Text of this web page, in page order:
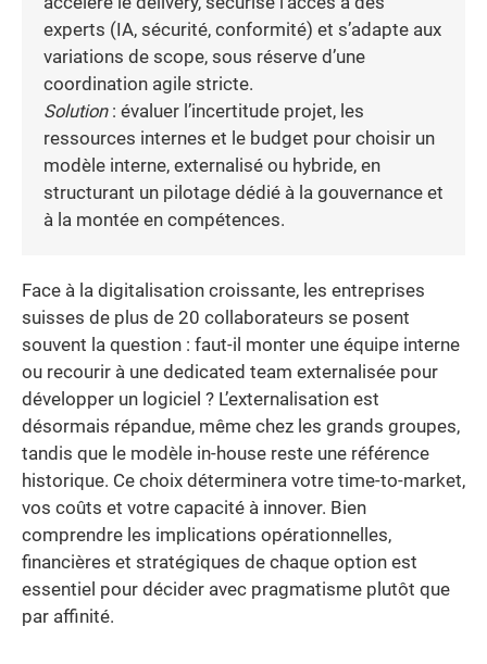
experts (IA, sécurité, conformité) et s’adapte aux
variations de scope, sous réserve d’une
coordination agile stricte.
Solution: évaluer l’incertitude projet, les
ressources internes et le budget pour choisir un
modèle interne, externalisé ou hybride, en
structurant un pilotage dédié à la gouvernance et
à la montée en compétences.
Face à la digitalisation croissante, les entreprises
suisses de plus de 20 collaborateurs se posent
souvent la question : faut-il monter une équipe interne
ou recourir à une dedicated team externalisée pour
développer un logiciel ? L’externalisation est
désormais répandue, même chez les grands groupes,
tandis que le modèle in-house reste une référence
historique. Ce choix déterminera votre time-to-market,
vos coûts et votre capacité à innover. Bien
comprendre les implications opérationnelles,
financières et stratégiques de chaque option est
essentiel pour décider avec pragmatisme plutôt que
par affinité.